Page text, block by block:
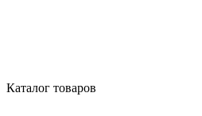
Каталог товаров